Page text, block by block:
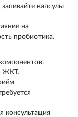
капсулы
на
пробиотика.
ЖКТ.
консультация